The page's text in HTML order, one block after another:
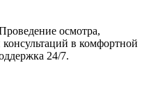
осмотра,
в комфортной
24/7.